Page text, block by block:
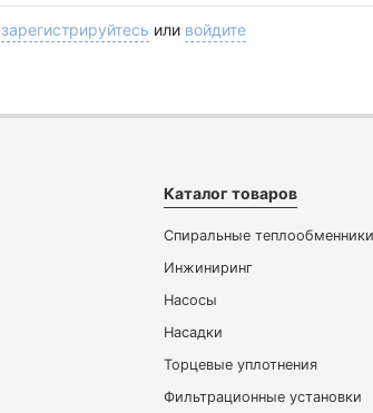
зарегистрируйтесь или войдите
Каталог товаров
Спиральные теплообменники
Инжиниринг
Насосы
Насадки
Торцевые уплотнения
Фильтрационные установки